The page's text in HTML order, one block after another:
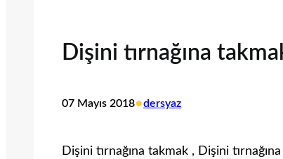
Dişini tırnağına
07 Mayıs 2018•dersyaz
Dişini tırnağına takmak , Dişini